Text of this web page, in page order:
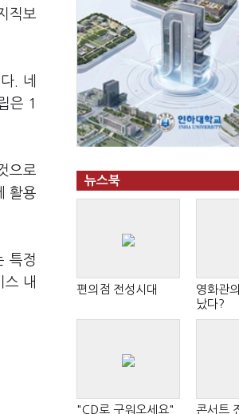
직보
. 네
은 1
으로
활용
특정
스 내
뉴스북
편의점 전성시대
영화관
났다?
"CD로 구워오세요" 콘서트